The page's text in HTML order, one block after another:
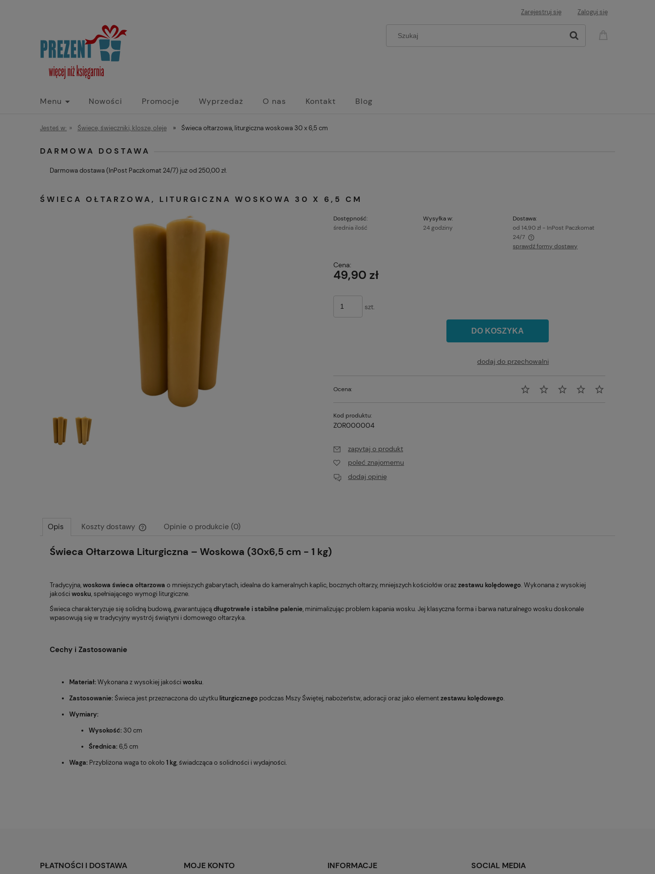
Zarejestruj się Zaloguj się
Menu Nowości Promocje Wyprzedaż O nas Kontakt Blog
Jesteś w: » Świece, świeczniki, klosze, oleje » Świeca ołtarzowa, liturgiczna woskowa 30 x 6,5 cm
DARMOWA DOSTAWA
Darmowa dostawa (InPost Paczkomat 24/7) już od 250,00 zł.
ŚWIECA OŁTARZOWA, LITURGICZNA WOSKOWA 30 X 6,5 CM
Dostępność:
średnia ilość
Wysyłka w:
24 godziny
Dostawa:
od 14,90 zł - InPost Paczkomat
24/7
sprawdź formy dostawy
Cena:
49,90 zł
szt.
DO KOSZYKA
dodaj do przechowalni
Ocena:
Kod produktu:
ZOR000004
zapytaj o produkt
poleć znajomemu
dodaj opinię
Opis Koszty dostawy
Cena nie zawiera ewentualnych kosztów
Opinie o produkcie (0)
Świeca Ołtarzowa Liturgiczna – Woskowa (30x6,5 cm - 1 kg)
Tradycyjna,woskowa świeca ołtarzowa o mniejszych gabarytach, idealna do kameralnych kaplic, bocznych ołtarzy, mniejszych kościołów orazzestawu kolędowego. Wykonana z wysokiej
jakości wosku, spełniającego wymogi liturgiczne.
Świeca charakteryzuje się solidną budową, gwarantującądługotrwałe i stabilne palenie, minimalizując problem kapania wosku. Jej klasyczna forma i barwa naturalnego wosku doskonale
wpasowują się w tradycyjny wystrój świątyni i domowego ołtarzyka.
Cechy i Zastosowanie
Materiał:Wykonana z wysokiej jakości wosku.
Zastosowanie:Świeca jest przeznaczona do użytku liturgicznego podczas Mszy Świętej, nabożeństw, adoracji oraz jako elementzestawu kolędowego.
Wymiary:
Wysokość:30 cm
Średnica:6,5 cm
Waga: Przybliżona waga to około 1 kg, świadcząca o solidności i wydajności.
PŁATNOŚCI I DOSTAWA MOJE KONTO INFORMACJE SOCIAL MEDIA